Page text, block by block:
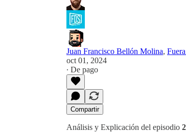
Juan Francisco Bellón Molina,
oct 01, 2024
∙ De pago
Compartir
Análisis y Explicación del episodio